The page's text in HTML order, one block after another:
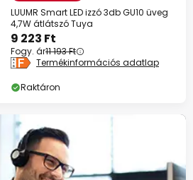
LUUMR Smart LED izzó 3db GU10 üveg
4,7W átlátszó Tuya
9 223 Ft
Fogy. ár11 193 Ft
Termékinformációs adatlap
Raktáron